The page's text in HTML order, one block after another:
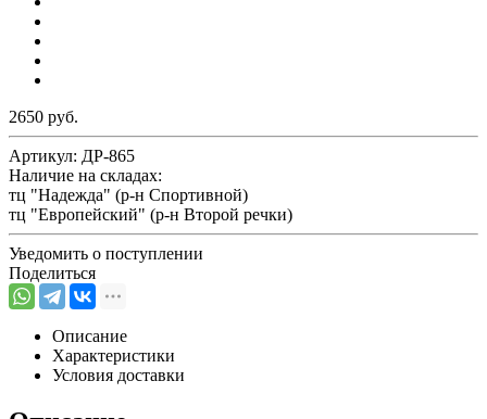
2650 руб.
Артикул: ДР-865
Наличие на складах:
тц "Надежда" (р-н Спортивной)
тц "Европейский" (р-н Второй речки)
Уведомить о поступлении
Поделиться
Описание
Характеристики
Условия доставки